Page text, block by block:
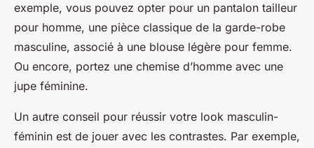
exemple, vous pouvez opter pour un pantalon tailleur
pour homme, une pièce classique de la garde-robe
masculine, associé à une blouse légère pour femme.
Ou encore, portez une chemise d’homme avec une
jupe féminine.
Un autre conseil pour réussir votre look masculin-
féminin est de jouer avec les contrastes. Par exemple,